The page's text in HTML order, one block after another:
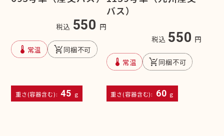
税込 550 円
device_thermostat 常温 remove_shopping_cart同梱不可
重さ(容器含む): 45 g
バス）
税込 550 円
device_thermostat 常温 remove_shopping_cart同梱不可
重さ(容器含む): 60 g